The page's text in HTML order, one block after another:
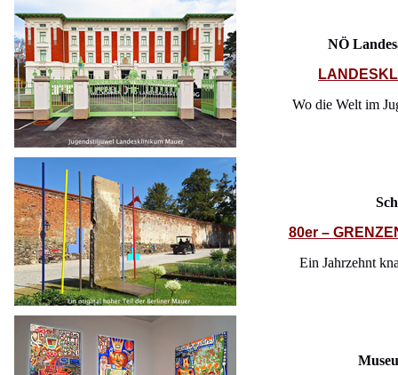
NÖ
Wo die Welt im
80er –
Ein Jahrzehnt